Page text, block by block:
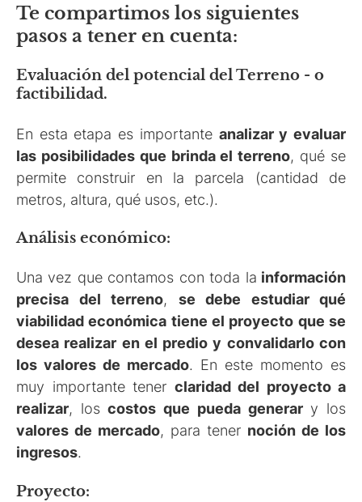
Te compartimos los siguientes
pasos a tener en cuenta:
Evaluación del potencial del Terreno - o
factibilidad.
En esta etapa es importante analizar y evaluar
las posibilidades que brinda el terreno, qué se
permite construir en la parcela (cantidad de
metros, altura, qué usos, etc.).
Análisis económico:
Una vez que contamos con toda la información
precisa del terreno, se debe estudiar qué
viabilidad económica tiene el proyecto que se
desea realizar en el predio y convalidarlo con
los valores de mercado. En este momento es
muy importante tener claridad del proyecto a
realizar, loscostos que pueda generary los
valores de mercado, para tener noción de los
ingresos.
Proyecto: